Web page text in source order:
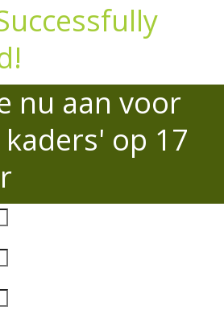
nu aan voor
op 17